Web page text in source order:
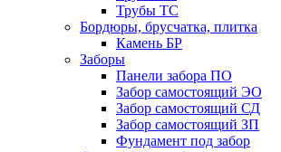
Трубы ТС
Бордюры, брусчатка, плитка
Камень БР
Заборы
Панели забора ПО
Забор самостоящий ЭО
Забор самостоящий СД
Забор самостоящий ЗП
Фyндамент под забор